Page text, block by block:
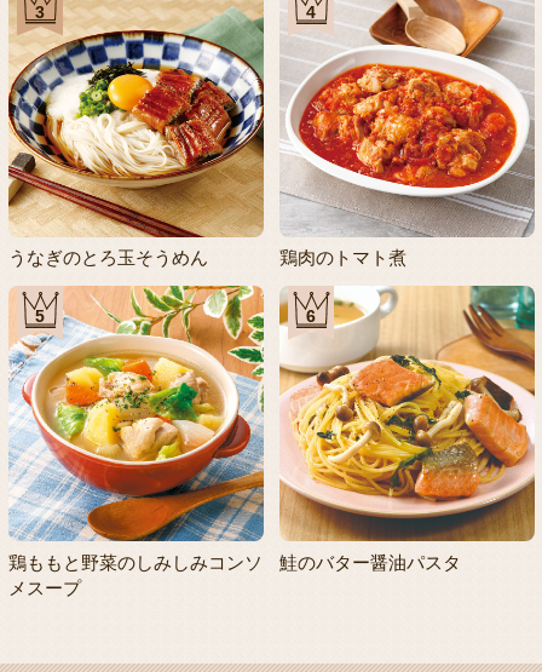
3
うなぎのとろ玉そうめん
4
鶏肉のトマト煮
5
鶏ももと野菜のしみしみコンソ
メスープ
6
鮭のバター醤油パスタ